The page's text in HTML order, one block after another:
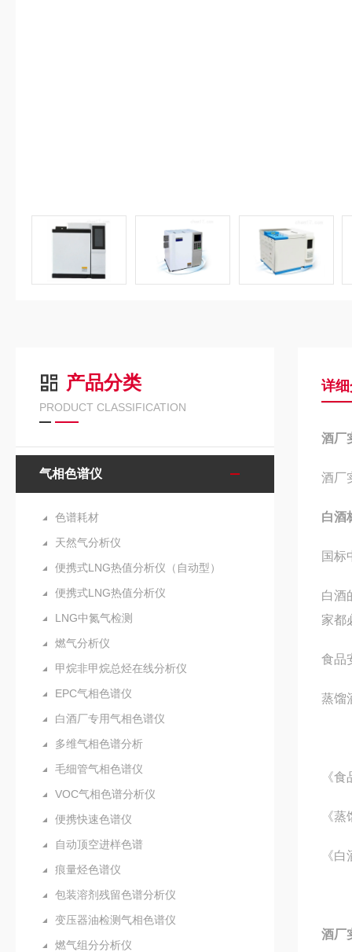
产品分类
PRODUCT CLASSIFICATION
气相色谱仪
色谱耗材
天然气分析仪
便携式LNG热值分析仪（自动型）
便携式LNG热值分析仪
LNG中氮气检测
燃气分析仪
甲烷非甲烷总烃在线分析仪
EPC气相色谱仪
白酒厂专用气相色谱仪
多维气相色谱分析
毛细管气相色谱仪
VOC气相色谱分析仪
便携快速色谱仪
自动顶空进样色谱
痕量烃色谱仪
包装溶剂残留色谱分析仪
变压器油检测气相色谱仪
燃气组分分析仪
详
酒厂
酒厂
白酒
国标
白酒
家都
食品
蒸馏
《
《
《
酒厂